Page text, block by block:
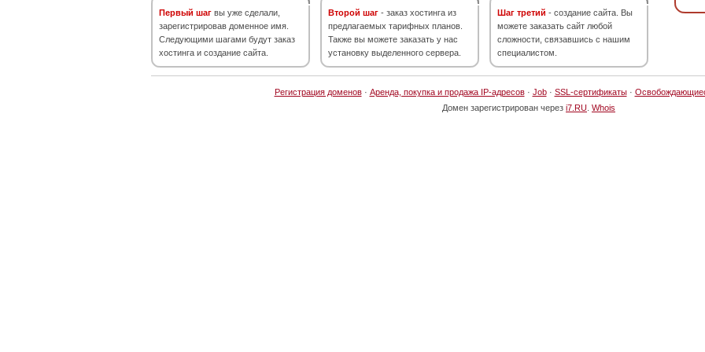
Первый шаг вы уже сделали,
зарегистрировав доменное имя.
Следующими шагами будут заказ
хостинга и создание сайта.
Второй шаг - заказ хостинга из
предлагаемых тарифных планов.
Также вы можете заказать у нас
установку выделенного сервера.
Шаг третий - создание сайта. Вы
можете заказать сайт любой
сложности, связавшись с нашим
специалистом.
Регистрация доменов· Аренда, покупка и продажа IP-адресов· Job· SSL-сертификаты·
Домен зарегистрирован через i7.RU Whois